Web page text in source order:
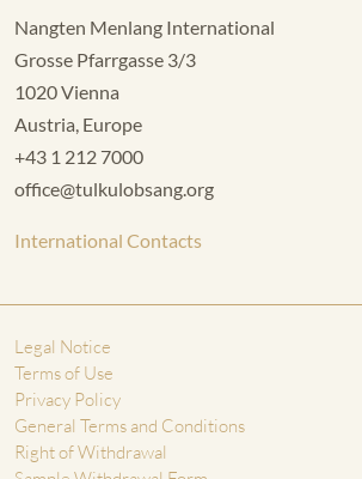
Nangten Menlang International
Grosse Pfarrgasse 3/3
1020 Vienna
Austria, Europe
+43 1 212 7000
office@tulkulobsang.org
International Contacts
Legal Notice
Terms of Use
Privacy Policy
General Terms and Conditions
Right of Withdrawal